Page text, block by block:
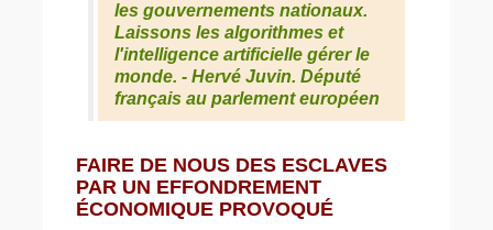
les gouvernements nationaux.
Laissons les algorithmes et
l'intelligence artificielle gérer le
monde. - Hervé Juvin. Député
français au parlement européen
FAIRE DE NOUS DES ESCLAVES
PAR UN EFFONDREMENT
ÉCONOMIQUE PROVOQUÉ